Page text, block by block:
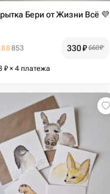
Бери от Жизни Всё 💜
853 330₽ 660₽
₽ × 4 платежа